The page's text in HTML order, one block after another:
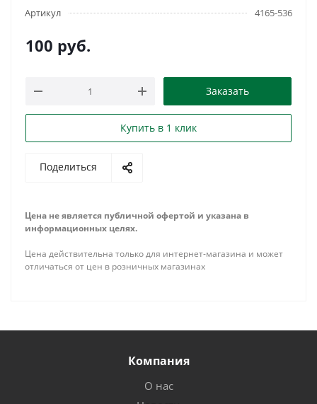
Артикул
4165-536
100 руб.
Заказать
Купить в 1 клик
Поделиться
Цена не является публичной офертой и указана в
информационных целях.
Цена действительна только для интернет-магазина и может
отличаться от цен в розничных магазинах
Компания
О нас